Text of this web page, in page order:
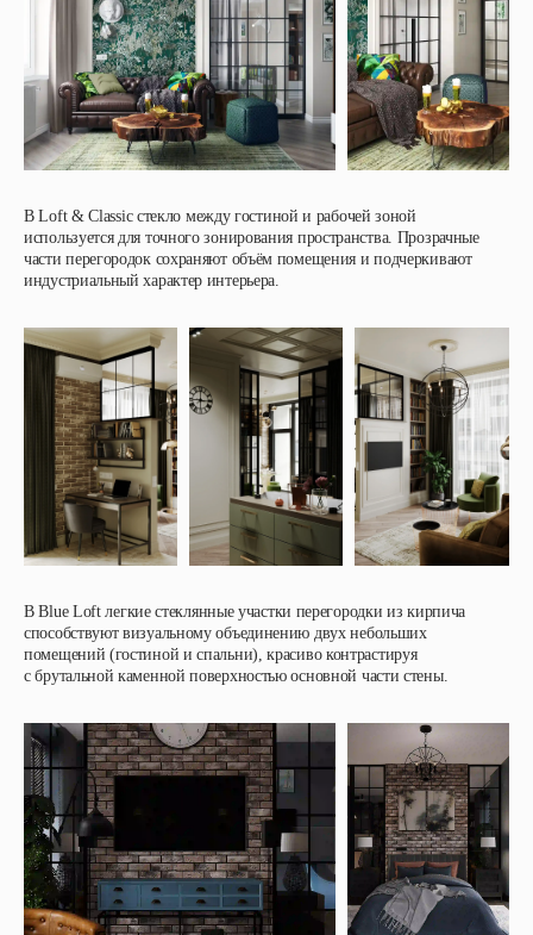
ВLoft & Classicстекло между гостиной и рабочей зоной
используется для точного зонирования пространства. Прозрачные
части перегородок сохраняют объём помещения и подчеркивают
индустриальный характер интерьера.
ВBlue Loftлегкие стеклянные участки перегородки из кирпича
способствуют визуально му объединению двух небольших
помещений (гостиной и спальни), красиво контрастируя
с брутальной каменной поверхностью основной части стены.